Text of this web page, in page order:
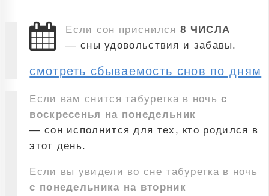
Если сон приснился 8 ЧИСЛА
— сны удовольствия и забавы.
смотреть сбываемость снов по дням
Если вам снится табуретка в ночьс
воскресенья на понедельник
— сон исполнится для тех, кто родился в
этот день.
Если вы увидели во сне табуретка в ночь
с понедельника на вторник